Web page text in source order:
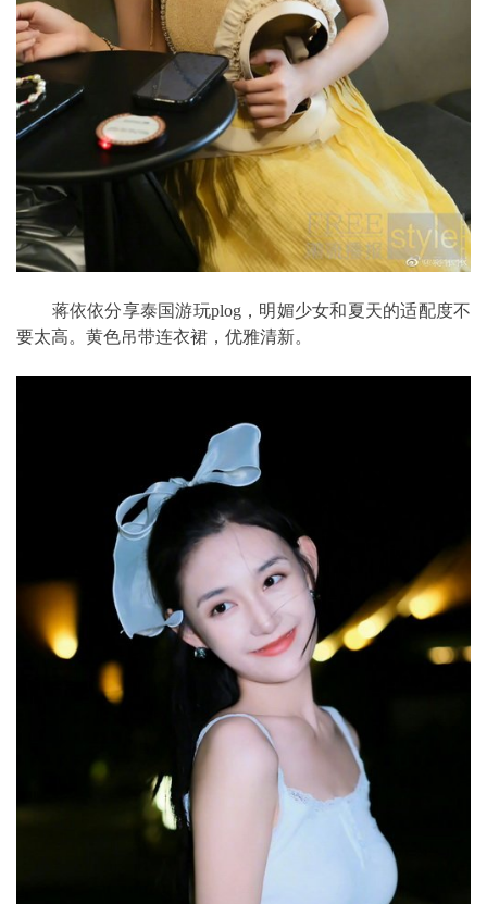
蒋依依分享泰国游玩plog，明媚少女和夏天的适配度不
要太高。 黄色吊带连衣裙，优雅清新。